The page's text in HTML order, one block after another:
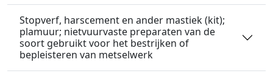
Stopverf, harscement en ander mastiek (kit);
plamuur; nietvuurvaste preparaten van de
soort gebruikt voor het bestrijken of
bepleisteren van metselwerk